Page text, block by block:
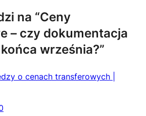
na “Ceny
– czy dokumentacja
września?”
o cenach transferowych |